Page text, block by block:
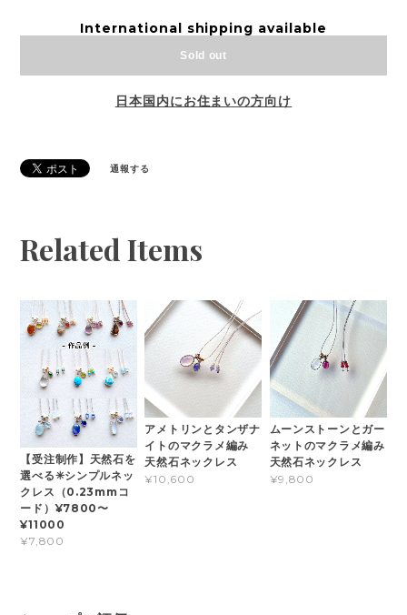
International shipping available
Sold out
日本国内にお住まいの方向け
通報する
Related Items
【受注制作】天然石を
選べる✳︎シンプルネッ
クレス（0.23mmコ
ード）¥7800〜
¥11000
¥7,800
アメトリンとタンザナ
イトのマクラメ編み
天然石ネックレス
¥10,600
ムーンストーンとガー
ネットのマクラメ編み
天然石ネックレス
¥9,800